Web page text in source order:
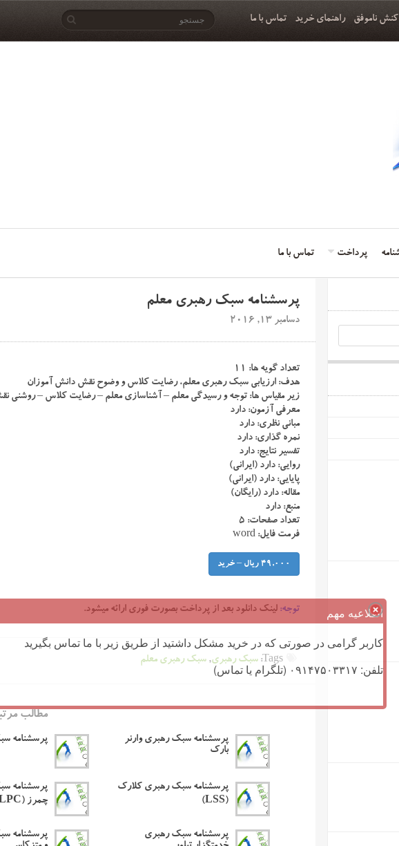
ناموفق راهنمای خرید تماس با ما
پرداخت تماس با ما
پرسشنامه سبک رهبری معلم
دسامبر 13, 2016
تعداد گویه ها: ۱۱
هدف: ارزیابی سبک رهبری معلم، رضایت کلاس و وضوح نقش دانش آموزان
زیر مقیاس ها: توجه و رسیدگی معلم – آشناسازی معلم – رضایت کلاس – روشنی
معرفی آزمون: دارد
مبانی نظری: دارد
نمره گذاری: دارد
تفسیر نتایج: دارد
روایی: دارد (ایرانی)
پایایی: دارد (ایرانی)
مقاله: دارد (رایگان)
منبع: دارد
تعداد صفحات: ۵
فرمت فایل: word
49,000 ریال – خرید
توجه: لینک دانلود بعد از پرداخت بصورت فوری ارائه میشود.
سبک رهبری, سبک رهبری معلم
مطالب
پرسشنامه سبک رهبری وارنر
بارک
پرسشنامه
پرسشنامه سبک رهبری کلارک
(LSS)
پرسشنامه
چمرز (LPC)
پرسشنامه سبک رهبری
پرسشنامه
اطلاعیه مهم
کاربر گرامی در صورتی که در خرید مشکل داشتید از طریق زیر با ما تماس بگیرید
تلفن: ۰۹۱۴۷۵۰۳۳۱۷ (تلگرام یا تماس)